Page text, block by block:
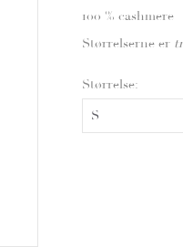
100 % cashmere
Størrelserne er
Størrelse: